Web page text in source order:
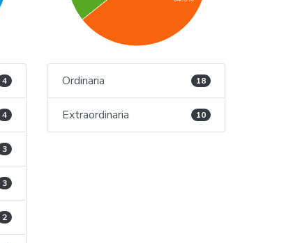
4
4
3
3
2
Ordinaria 18
Extraordinaria 10